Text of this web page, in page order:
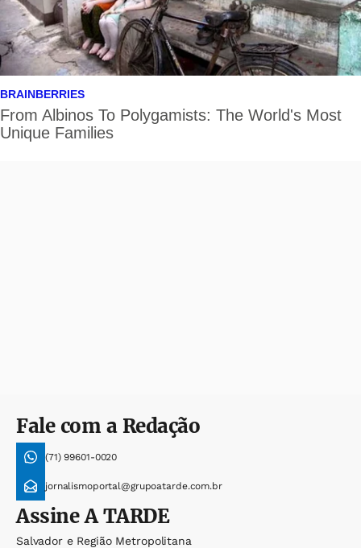
Fale com a Redação
(71) 99601-0020
jornalismoportal@grupoatarde.com.br
AssineA TARDE
Salvador e Região Metropolitana